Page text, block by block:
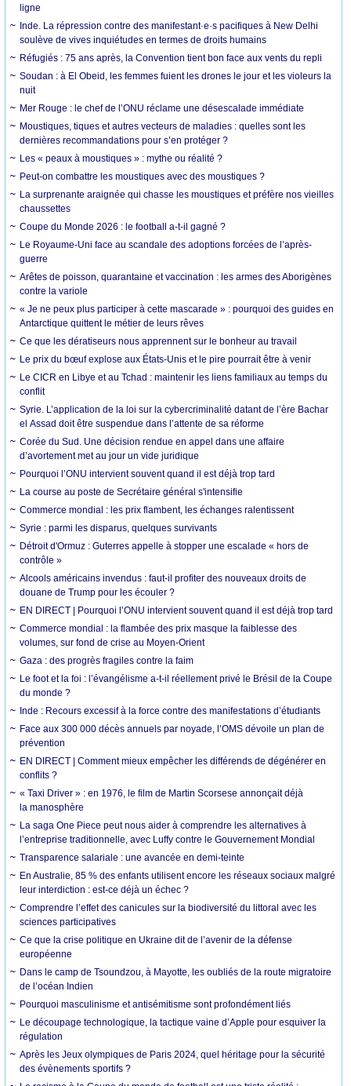
ligne
Inde. La répression contre des manifestant·e·s pacifiques à New Delhi
soulève de vives inquiétudes en termes de droits humains
Réfugiés : 75 ans après, la Convention tient bon face aux vents du repli
Soudan : à El Obeid, les femmes fuient les drones le jour et les violeurs la
nuit
Mer Rouge : le chef de l’ONU réclame une désescalade immédiate
Moustiques, tiques et autres vecteurs de maladies : quelles sont les
dernières recommandations pour s’en protéger ?
Les « peaux à moustiques » : mythe ou réalité ?
Peut-on combattre les moustiques avec des moustiques ?
La surprenante araignée qui chasse les moustiques et préfère nos vieilles
chaussettes
Coupe du Monde 2026 : le football a-t-il gagné ?
Le Royaume-Uni face au scandale des adoptions forcées de l’après-
guerre
Arêtes de poisson, quarantaine et vaccination : les armes des Aborigènes
contre la variole
« Je ne peux plus participer à cette mascarade » : pourquoi des guides en
Antarctique quittent le métier de leurs rêves
Ce que les dératiseurs nous apprennent sur le bonheur au travail
Le prix du bœuf explose aux États-Unis et le pire pourrait être à venir
Le CICR en Libye et au Tchad : maintenir les liens familiaux au temps du
conflit
Syrie. L’application de la loi sur la cybercriminalité datant de l’ère Bachar
el Assad doit être suspendue dans l’attente de sa réforme
Corée du Sud. Une décision rendue en appel dans une affaire
d’avortement met au jour un vide juridique
Pourquoi l’ONU intervient souvent quand il est déjà trop tard
La course au poste de Secrétaire général s'intensifie
Commerce mondial : les prix flambent, les échanges ralentissent
Syrie : parmi les disparus, quelques survivants
Détroit d'Ormuz : Guterres appelle à stopper une escalade « hors de
contrôle »
Alcools américains invendus : faut-il profiter des nouveaux droits de
douane de Trump pour les écouler ?
EN DIRECT | Pourquoi l’ONU intervient souvent quand il est déjà trop tard
Commerce mondial : la flambée des prix masque la faiblesse des
volumes, sur fond de crise au Moyen-Orient
Gaza : des progrès fragiles contre la faim
Le foot et la foi : l’évangélisme a-t-il réellement privé le Brésil de la Coupe
du monde ?
Inde : Recours excessif à la force contre des manifestations d’étudiants
Face aux 300 000 décès annuels par noyade, l’OMS dévoile un plan de
prévention
EN DIRECT | Comment mieux empêcher les différends de dégénérer en
conflits ?
« Taxi Driver » : en 1976, le film de Martin Scorsese annonçait déjà
la manosphère
La saga One Piece peut nous aider à comprendre les alternatives à
l’entreprise traditionnelle, avec Luffy contre le Gouvernement Mondial
Transparence salariale : une avancée en demi-teinte
En Australie, 85 % des enfants utilisent encore les réseaux sociaux malgré
leur interdiction : est-ce déjà un échec ?
Comprendre l’effet des canicules sur la biodiversité du littoral avec les
sciences participatives
Ce que la crise politique en Ukraine dit de l’avenir de la défense
européenne
Dans le camp de Tsoundzou, à Mayotte, les oubliés de la route migratoire
de l’océan Indien
Pourquoi masculinisme et antisémitisme sont profondément liés
Le découpage technologique, la tactique vaine d’Apple pour esquiver la
régulation
Après les Jeux olympiques de Paris 2024, quel héritage pour la sécurité
des évènements sportifs ?